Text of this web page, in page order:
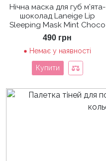
Нічна маска для губ м’ята-
шоколад Laneige Lip
Sleeping Mask Mint Choco
490 грн
Немає у наявності
Купити